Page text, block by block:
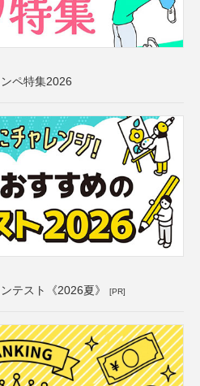
ペ特集2026
テスト《2026夏》 [PR]